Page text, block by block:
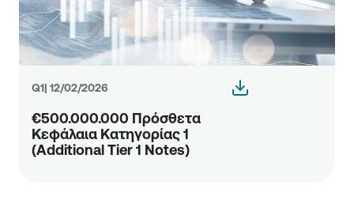
Q1| 12/02/2026
€500.000.000 Πρόσθετα
Κεφάλαια Κατηγορίας 1
(Αdditional Τier 1 Notes)